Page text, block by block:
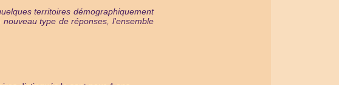
territoires démographiquement
type de réponses, l'ensemble